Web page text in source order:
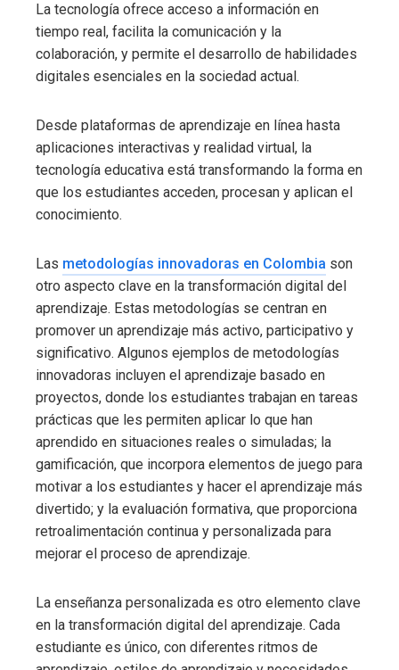
La tecnología ofrece acceso a información en
tiempo real, facilita la comunicación y la
colaboración, y permite el desarrollo de habilidades
digitales esenciales en la sociedad actual.
Desde plataformas de aprendizaje en línea hasta
aplicaciones interactivas y realidad virtual, la
tecnología educativa está transformando la forma en
que los estudiantes acceden, procesan y aplican el
conocimiento.
Las metodologías innovadoras en Colombia son
otro aspecto clave en la transformación digital del
aprendizaje. Estas metodologías se centran en
promover un aprendizaje más activo, participativo y
significativo. Algunos ejemplos de metodologías
innovadoras incluyen el aprendizaje basado en
proyectos, donde los estudiantes trabajan en tareas
prácticas que les permiten aplicar lo que han
aprendido en situaciones reales o simuladas; la
gamificación, que incorpora elementos de juego para
motivar a los estudiantes y hacer el aprendizaje más
divertido; y la evaluación formativa, que proporciona
retroalimentación continua y personalizada para
mejorar el proceso de aprendizaje.
La enseñanza personalizada es otro elemento clave
en la transformación digital del aprendizaje. Cada
estudiante es único, con diferentes ritmos de